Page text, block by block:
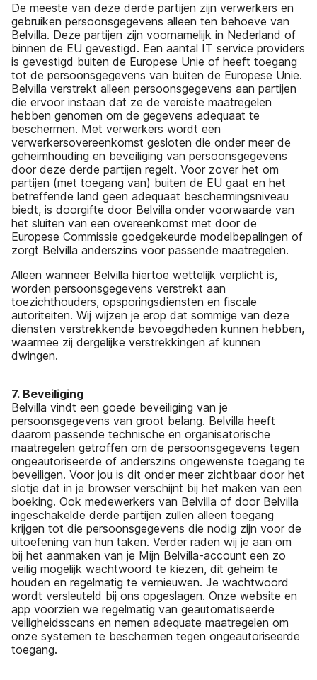
De meeste van deze derde partijen zijn verwerkers en
gebruiken persoonsgegevens alleen ten behoeve van
Belvilla. Deze partijen zijn voornamelijk in Nederland of
binnen de EU gevestigd. Een aantal IT service providers
is gevestigd buiten de Europese Unie of heeft toegang
tot de persoonsgegevens van buiten de Europese Unie.
Belvilla verstrekt alleen persoonsgegevens aan partijen
die ervoor instaan dat ze de vereiste maatregelen
hebben genomen om de gegevens adequaat te
beschermen. Met verwerkers wordt een
verwerkersovereenkomst gesloten die onder meer de
geheimhouding en beveiliging van persoonsgegevens
door deze derde partijen regelt. Voor zover het om
partijen (met toegang van) buiten de EU gaat en het
betreffende land geen adequaat beschermingsniveau
biedt, is doorgifte door Belvilla onder voorwaarde van
het sluiten van een overeenkomst met door de
Europese Commissie goedgekeurde modelbepalingen of
zorgt Belvilla anderszins voor passende maatregelen.
Alleen wanneer Belvilla hiertoe wettelijk verplicht is,
worden persoonsgegevens verstrekt aan
toezichthouders, opsporingsdiensten en fiscale
autoriteiten. Wij wijzen je erop dat sommige van deze
diensten verstrekkende bevoegdheden kunnen hebben,
waarmee zij dergelijke verstrekkingen af kunnen
dwingen.
7. Beveiliging
Belvilla vindt een goede beveiliging van je
persoonsgegevens van groot belang. Belvilla heeft
daarom passende technische en organisatorische
maatregelen getroffen om de persoonsgegevens tegen
ongeautoriseerde of anderszins ongewenste toegang te
beveiligen. Voor jou is dit onder meer zichtbaar door het
slotje dat in je browser verschijnt bij het maken van een
boeking. Ook medewerkers van Belvilla of door Belvilla
ingeschakelde derde partijen zullen alleen toegang
krijgen tot die persoonsgegevens die nodig zijn voor de
uitoefening van hun taken. Verder raden wij je aan om
bij het aanmaken van je Mijn Belvilla-account een zo
veilig mogelijk wachtwoord te kiezen, dit geheim te
houden en regelmatig te vernieuwen. Je wachtwoord
wordt versleuteld bij ons opgeslagen. Onze website en
app voorzien we regelmatig van geautomatiseerde
veiligheidsscans en nemen adequate maatregelen om
onze systemen te beschermen tegen ongeautoriseerde
toegang.